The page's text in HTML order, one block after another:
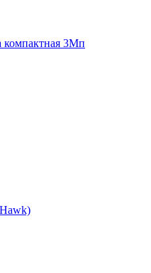
компактная 3Мп